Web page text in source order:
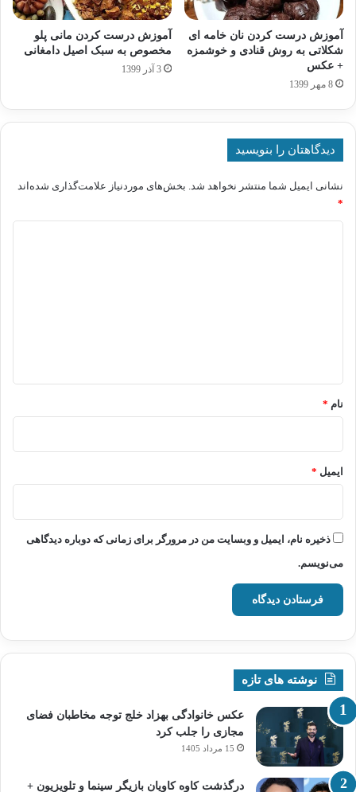
آموزش درست کردن نان خامه ای
شکلاتی به روش قنادی و خوشمزه
+ عکس
8 مهر 1399
آموزش درست کردن مانی پلو
مخصوص به سبک اصیل دامغانی
3 آذر 1399
دیدگاهتان را بنویسید
نشانی ایمیل شما منتشر نخواهد شد. بخش‌های موردنیاز علامت‌گذاری شده‌اند
*
نام *
ایمیل *
ذخیره نام، ایمیل و وبسایت من در مرورگر برای زمانی که دوباره دیدگاهی
می‌نویسم.
نوشته های تازه
عکس خانوادگی بهزاد خلج توجه مخاطبان فضای
مجازی را جلب کرد
15 مرداد 1405
درگذشت کاوه کاویان بازیگر سینما و تلویزیون +